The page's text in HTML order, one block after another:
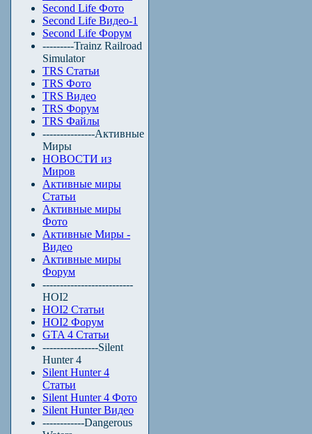
Second Life Фото
Second Life Видео-1
Second Life Форум
---------Trainz Railroad
Simulator
TRS Статьи
TRS Фото
TRS Видео
TRS Форум
TRS Файлы
---------------Активные
Миры
НОВОСТИ из
Миров
Активные миры
Статьи
Активные миры
Фото
Активные Миры -
Видео
Активные миры
Форум
--------------------------
HOI2
HOI2 Статьи
HOI2 Форум
GTA 4 Статьи
----------------Silent
Hunter 4
Silent Hunter 4
Статьи
Silent Hunter 4 Фото
Silent Hunter Видео
------------Dangerous